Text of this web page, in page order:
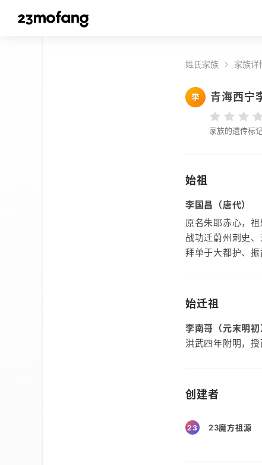
姓氏家族 家族详
李 青海西宁
家族的遗传标
始祖
李国昌（唐代）
原名朱耶赤心，
战功迁蔚州刺史
拜单于大都护、
始迁祖
李南哥（元末明初
洪武四年附明，
创建者
23 23魔方祖源